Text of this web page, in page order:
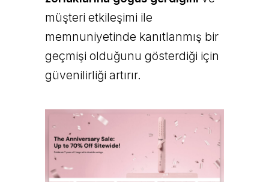
müşteri etkileşimi ile
memnuniyetinde kanıtlanmış bir
geçmişi olduğunu gösterdiği için
güvenilirliği artırır.